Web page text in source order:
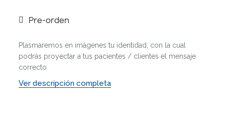
Pre-orden
Plasmaremos en imágenes tu identidad, con la cual
podrás proyectar a tus pacientes / clientes el mensaje
correcto
Ver descripción completa